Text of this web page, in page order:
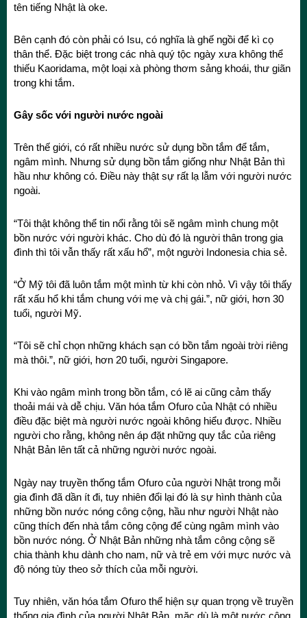
tên tiếng Nhật là oke.
Bên cạnh đó còn phải có Isu, có nghĩa là ghế ngồi để kì cọ
thân thể. Đặc biệt trong các nhà quý tộc ngày xưa không thể
thiếu Kaoridama, một loại xà phòng thơm sảng khoái, thư giãn
trong khi tắm.
Gây sốc với người nước ngoài
Trên thế giới, có rất nhiều nước sử dụng bồn tắm để tắm,
ngâm mình. Nhưng sử dụng bồn tắm giống như Nhật Bản thì
hầu như không có. Điều này thật sự rất lạ lẫm với người nước
ngoài.
“Tôi thật không thể tin nổi rằng tôi sẽ ngâm mình chung một
bồn nước với người khác. Cho dù đó là người thân trong gia
đình thì tôi vẫn thấy rất xấu hổ”, một người Indonesia chia sẻ.
“Ở Mỹ tôi đã luôn tắm một mình từ khi còn nhỏ. Vì vậy tôi thấy
rất xấu hổ khi tắm chung với mẹ và chị gái.”, nữ giới, hơn 30
tuổi, người Mỹ.
“Tôi sẽ chỉ chọn những khách sạn có bồn tắm ngoài trời riêng
mà thôi.”, nữ giới, hơn 20 tuổi, người Singapore.
Khi vào ngâm mình trong bồn tắm, có lẽ ai cũng cảm thấy
thoải mái và dễ chịu. Văn hóa tắm Ofuro của Nhật có nhiều
điều đặc biệt mà người nước ngoài không hiểu được. Nhiều
người cho rằng, không nên áp đặt những quy tắc của riêng
Nhật Bản lên tất cả những người nước ngoài.
Ngày nay truyền thống tắm Ofuro của người Nhật trong mỗi
gia đình đã dần ít đi, tuy nhiên đổi lại đó là sự hình thành của
những bồn nước nóng công cộng, hầu như người Nhật nào
cũng thích đến nhà tắm công cộng để cùng ngâm mình vào
bồn nước nóng. Ở Nhật Bản những nhà tắm công cộng sẽ
chia thành khu dành cho nam, nữ và trẻ em với mực nước và
độ nóng tùy theo sở thích của mỗi người.
Tuy nhiên, văn hóa tắm Ofuro thể hiện sự quan trọng về truyền
thống gia đình của người Nhật Bản, mặc dù là một nước công